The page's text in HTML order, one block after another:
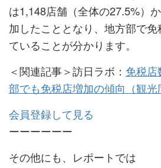
は1,148店舗（全体の27.5%）
加したこととなり、地方部で
ていることが分かります。
＜関連記事＞訪日ラボ： 免税
部でも免税店増加の傾向（観光
会員登録して見る
ーーーーーー
その他にも、レポートでは